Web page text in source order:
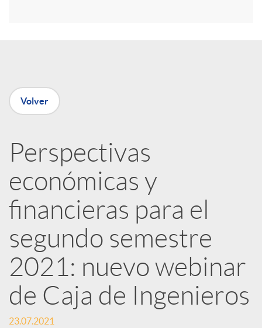
n
e
d
e
s
S
Volver
Perspectivas
económicas y
financieras para el
segundo semestre
2021: nuevo webinar
de Caja de Ingenieros
23.07.2021